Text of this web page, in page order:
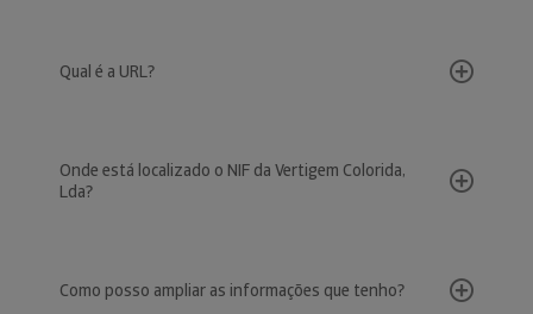
Qual é a URL?
Onde está localizado o NIF da Vertigem Colorida,
Lda?
Como posso ampliar as informações que tenho?